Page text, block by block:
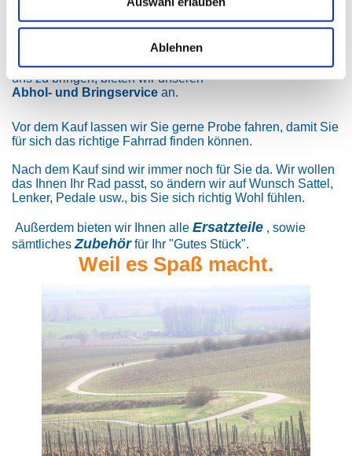
Ablehnen
Sollte die Reparatur länger andauern oder Sie sind auf ein
in Anspruch nehmen.
Für diejenigen, die keine Möglichkeit haben, Ihr Fahrrad zu
uns zu bringen, bieten wir unseren
Abhol- und Bringservice an.
Vor dem Kauf lassen wir Sie gerne Probe fahren, damit Sie
für sich das richtige Fahrrad finden können.
Nach dem Kauf sind wir immer noch für Sie da. Wir wollen
das Ihnen Ihr Rad passt, so ändern wir auf Wunsch Sattel,
Lenker, Pedale usw., bis Sie sich richtig Wohl fühlen.
Außerdem bieten wir Ihnen alle Ersatzteile , sowie
sämtlichesZubehörfür Ihr "Gutes Stück".
Weil es Spaß macht.